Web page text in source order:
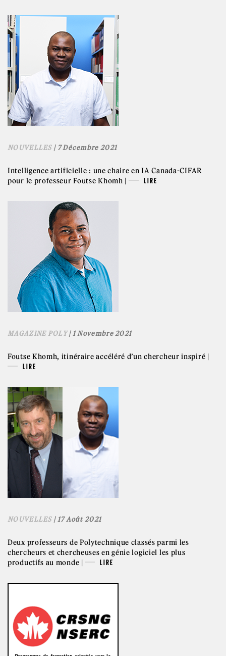
NOUVELLES| 7 Décembre 2021
Intelligence artificielle : une chaire en IA Canada-CIFAR
pour le professeur Foutse Khomh |
LIRE
MAGAZINE POLY| 1 Novembre 2021
Foutse Khomh, itinéraire accéléré d’un chercheur inspiré |
LIRE
NOUVELLES| 17 Août 2021
Deux professeurs de Polytechnique classés parmi les
chercheurs et chercheuses en génie logiciel les plus
productifs au monde |
LIRE